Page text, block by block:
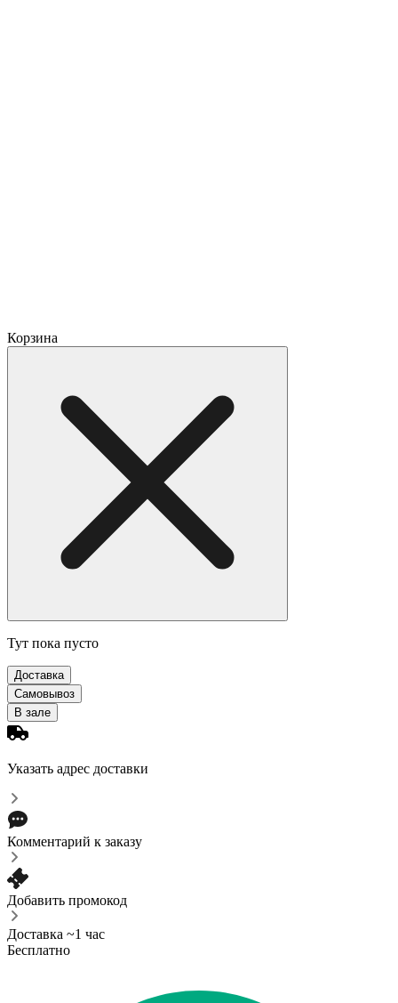
Корзина
Тут пока пусто
Доставка
Самовывоз
В зале
Указать адрес доставки
Комментарий к заказу
Добавить промокод
Доставка ~1 час
Бесплатно